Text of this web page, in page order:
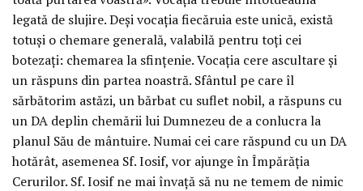
legată de slujire. Deși vocația fiecăruia este unică, există
totuși o chemare generală, valabilă pentru toți cei
botezați: chemarea la sfințenie. Vocația cere ascultare și
un răspuns din partea noastră. Sfântul pe care îl
sărbătorim astăzi, un bărbat cu suflet nobil, a răspuns cu
un DA deplin chemării lui Dumnezeu de a conlucra la
planul Său de mântuire. Numai cei care răspund cu un DA
hotărât, asemenea Sf. Iosif, vor ajunge în Împărăția
Cerurilor. Sf. Iosif ne mai învață să nu ne temem de nimic